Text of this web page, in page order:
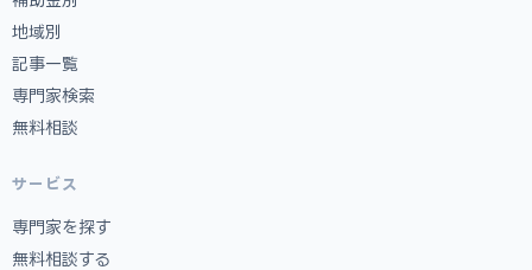
地域別
記事一覧
専門家検索
無料相談
サービス
専門家を探す
無料相談する